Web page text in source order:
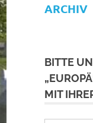
ARCHIV
BITTE
MIT